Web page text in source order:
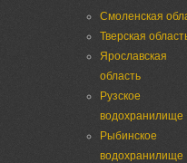
Смоленская
Тверская
Ярославская
область
Рузское
водохранилище
Рыбинское
водохранилище